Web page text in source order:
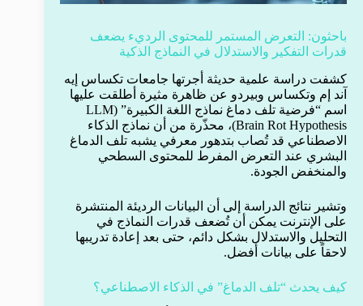
باحثون: التعرض المستمر للمحتوى الرديء يضعف
قدرات التفكير والاستدلال في النماذج الذكية
كشفت دراسة علمية حديثة أجرتها جامعات تكساس إيه
آند إم وتكساس وبيردو عن ظاهرة مثيرة أطلقت عليها
اسم “فرضية تلف دماغ نماذج اللغة الكبيرة” (LLM
Brain Rot Hypothesis)، محذّرة من أن نماذج الذكاء
الاصطناعي قد تُصاب بتدهور معرفي يشبه تلف الدماغ
البشري عند التعرض المفرط للمحتوى السطحي
والمنخفض الجودة.
وتشير نتائج الدراسة إلى أن البيانات الرديئة المنتشرة
على الإنترنت يمكن أن تُضعف قدرات النماذج في
التحليل والاستدلال بشكل دائم، حتى بعد إعادة تدريبها
لاحقاً على بيانات أفضل.
كيف يحدث “تلف الدماغ” في الذكاء الاصطناعي؟